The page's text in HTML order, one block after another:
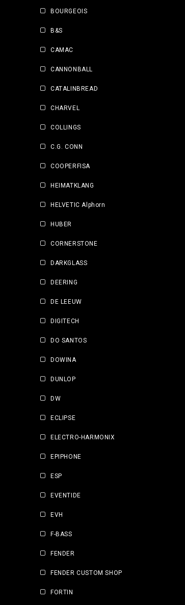
BOURGEOIS
B&S
CAMAC
CANNONBALL
CATALINBREAD
CHARVEL
COLLINGS
C.G. CONN
COOPERFISA
HEIMATKLANG
HELVETIC Alphorn
HUBER
CORNERSTONE
DARKGLASS
DEERING
DE LEEUW
DIGITECH
DO SANTOS
DOWINA
DUNLOP
DW
ECLIPSE
ELECTRO-HARMONIX
EPIPHONE
ESP
EVENTIDE
EVH
F-BASS
FENDER
FENDER CUSTOM SHOP
FORTIN